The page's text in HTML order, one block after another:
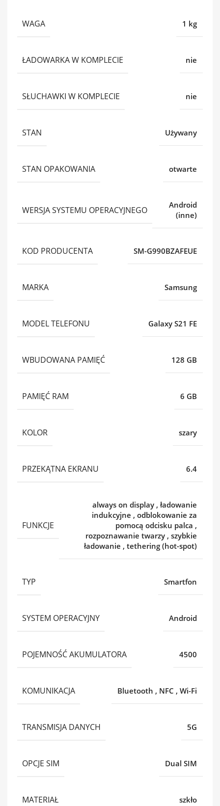
WAGA 1 kg
ŁADOWARKA W KOMPLECIE nie
SŁUCHAWKI W KOMPLECIE nie
STAN Używany
STAN OPAKOWANIA otwarte
WERSJA SYSTEMU OPERACYJNEGO
Android
(inne)
KOD PRODUCENTA SM-G990BZAFEUE
MARKA Samsung
MODEL TELEFONU Galaxy S21 FE
WBUDOWANA PAMIĘĆ 128 GB
PAMIĘĆ RAM 6 GB
KOLOR szary
PRZEKĄTNA EKRANU 6.4
FUNKCJE
always on display , ładowanie
indukcyjne , odblokowanie za
pomocą odcisku palca ,
rozpoznawanie twarzy , szybkie
ładowanie , tethering (hot-spot)
TYP Smartfon
SYSTEM OPERACYJNY Android
POJEMNOŚĆ AKUMULATORA 4500
KOMUNIKACJA Bluetooth , NFC , Wi-Fi
TRANSMISJA DANYCH 5G
OPCJE SIM Dual SIM
MATERIAŁ szkło